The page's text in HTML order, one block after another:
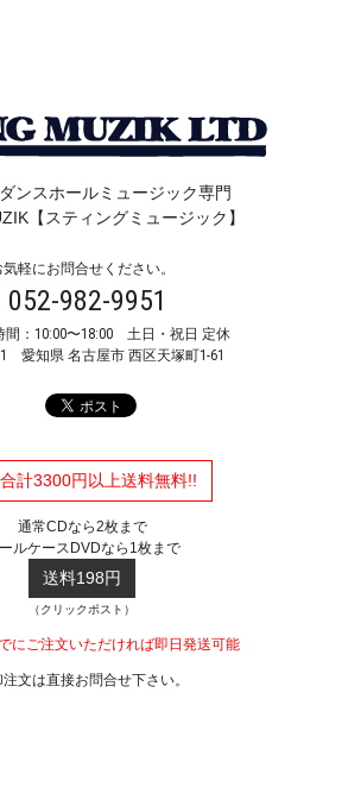
ンスホールミュージック専門
【スティングミュージック】
気軽にお問合せください。
052-982-9951
間：10:00〜18:00 土日・祝日 定休
愛知県 名古屋市 西区天塚町1-61
計3300円以上送料無料!!
通常CDなら2枚まで
ールケースDVDなら1枚まで
送料198円
（クリックポスト）
にご注文いただければ即日発送可能
文は直接お問合せ下さい。